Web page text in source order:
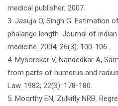
medical publisher; 2007.
3. Jasuja O, Singh G. Estimation
phalange length. Journal of
medicine. 2004; 26(3): 100-106.
4. Mysorekar V, Nandedkar A,
from parts of humerus and
Law. 1982; 22(3): 178-180.
5. Moorthy EN, Zulkifly NRB.